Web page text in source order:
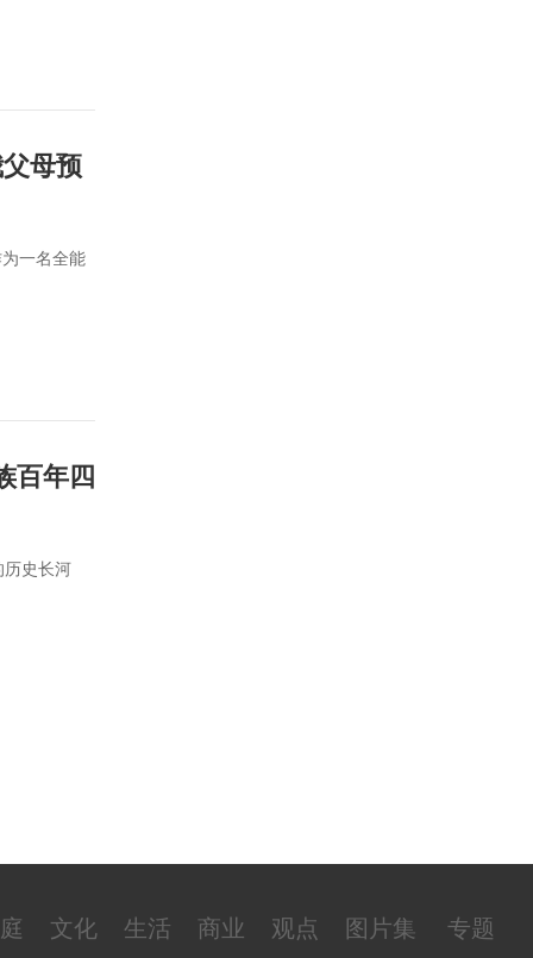
母预
一名全能
百年四
历史长河
文化 生活 商业 观点 图片集 专题